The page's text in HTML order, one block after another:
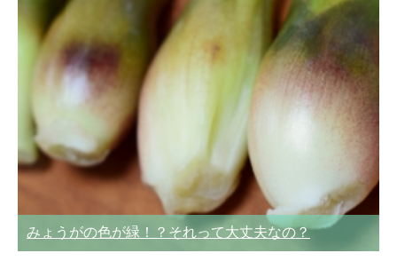
みょうがの色が緑！？それって大丈夫なの？